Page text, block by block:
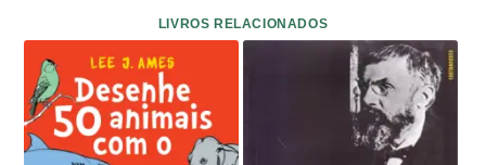
situação praticamente desconhecida do grande público? Tudo o que
peço é que suspenda o seu julgamento até ter lido o livro.
LIVROS RELACIONADOS